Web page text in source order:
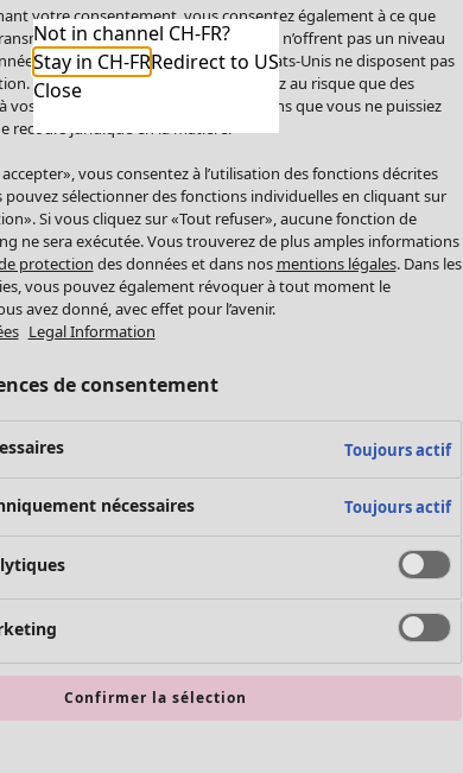
Not in channel CH-FR?
Stay in CH-FRRedirect to US
Close
votre consentement, vous consentez également à ce que
aux États-Unis. Les États-Unis n’offrent pas un niveau
comparable à celui de l’UE. Les États-Unis ne disposent pas
Par conséquent, vous vous exposez au risque que des
vos données à caractère personnel sans que vous ne puissiez
recours juridique en la matière.
vous consentez à l’utilisation des fonctions décrites
pouvez sélectionner des fonctions individuelles en cliquant sur
Si vous cliquez sur «Tout refuser», aucune fonction de
ne sera exécutée. Vous trouverez de plus amples informations
protection des données et dans nos mentions légales. Dans les
vous pouvez également révoquer à tout moment le
avez donné, avec effet pour l’avenir.
Legal Information
de consentement
Toujours actif
nécessaires Toujours actif
Confirmer la sélection